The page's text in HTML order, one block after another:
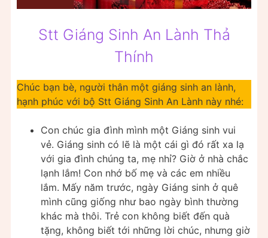
Stt Giáng Sinh An Lành Thả
Thính
Chúc bạn bè, người thân một giáng sinh an lành,
hạnh phúc với bộ Stt Giáng Sinh An Lành này nhé:
Con chúc gia đình mình một Giáng sinh vui
vẻ. Giáng sinh có lẽ là một cái gì đó rất xa lạ
với gia đình chúng ta, mẹ nhỉ? Giờ ở nhà chắc
lạnh lắm! Con nhớ bố mẹ và các em nhiều
lắm. Mấy năm trước, ngày Giáng sinh ở quê
mình cũng giống như bao ngày bình thường
khác mà thôi. Trẻ con không biết đến quà
tặng, không biết tới những lời chúc, nhưng giờ